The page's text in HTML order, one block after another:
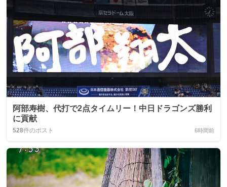
阿部寿樹、代打で2点タイムリー！中日ドラゴンズ勝利
に貢献
528件のポスト 6時間前